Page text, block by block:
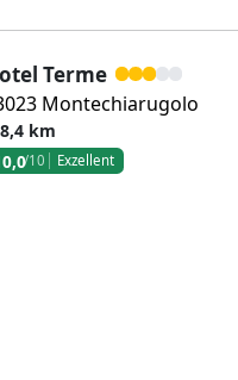
Terme
Montechiarugolo
8,4 km
/10 Exzellent